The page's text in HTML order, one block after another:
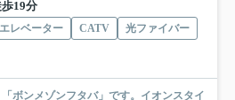
19分
エレベーター CATV
光ファイバー
ボンメゾンフタバ」です。イオンスタイ